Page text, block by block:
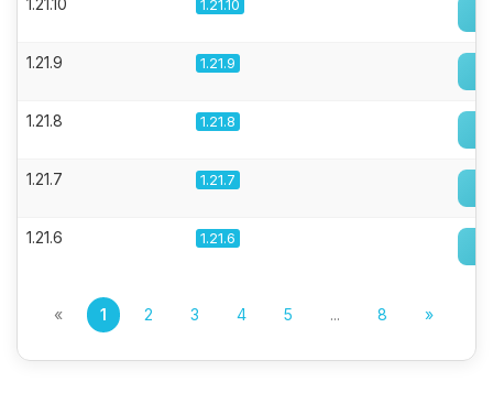
1.21.10 1.21.10
1.21.9 1.21.9
1.21.8 1.21.8
1.21.7 1.21.7
1.21.6 1.21.6
« 1 2 3 4 5 ... 8 »